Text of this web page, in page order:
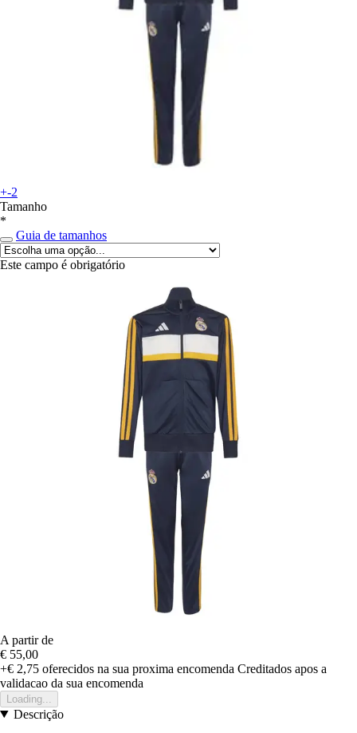
+-2
Tamanho
*
Guia de tamanhos
Este campo é obrigatório
A partir de
€ 55,00
+€ 2,75 oferecidos na sua proxima encomenda Creditados apos a
validacao da sua encomenda
Loading...
Descrição